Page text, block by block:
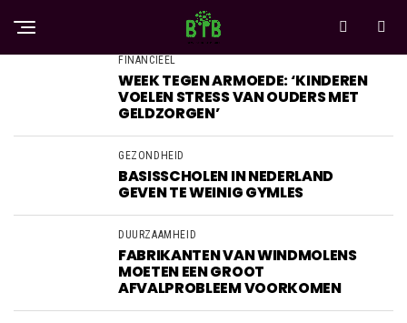
FINANCIEEL
WEEK TEGEN ARMOEDE: ‘KINDEREN
VOELEN STRESS VAN OUDERS MET
GELDZORGEN’
GEZONDHEID
BASISSCHOLEN IN NEDERLAND
GEVEN TE WEINIG GYMLES
DUURZAAMHEID
FABRIKANTEN VAN WINDMOLENS
MOETEN EEN GROOT
AFVALPROBLEEM VOORKOMEN